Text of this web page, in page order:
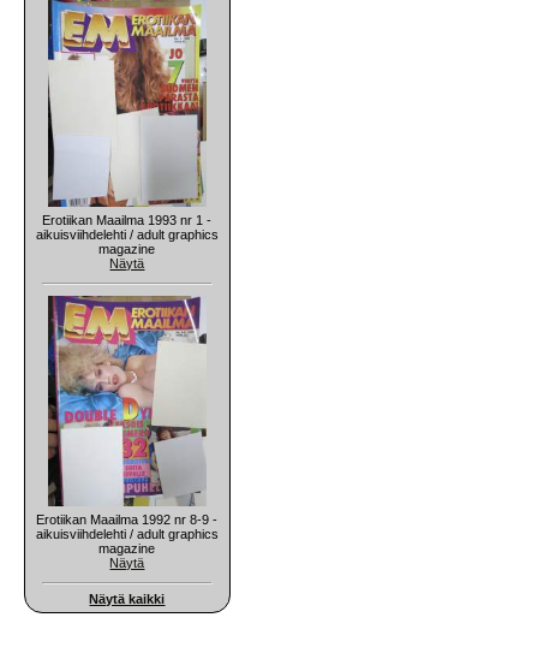
Erotiikan Maailma 1993 nr 1 -
aikuisviihdelehti / adult graphics
magazine
Näytä
Erotiikan Maailma 1992 nr 8-9 -
aikuisviihdelehti / adult graphics
magazine
Näytä
Näytä kaikki